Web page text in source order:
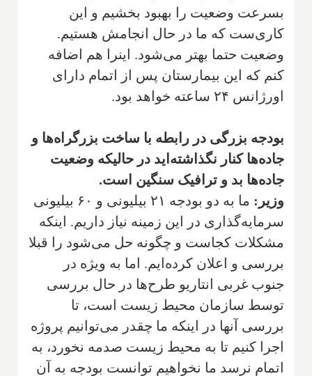
بسرعت وضعیت را بهبود بخشیم و این
کاری‌ست که ما در حال انجامش هستیم.
وضعیت حتما بهتر می‌شود. اینرا هم اضافه
کنم که این بیمارستان پس از اتمام دارای
اورژانس ۲۴ ساعته خواهد بود.
بودجه بزرگی در رابطه با ساخت بزرگراه‌ها و
جاده‌ها کنار نگذاشته‌اید در حالیکه وضعیت
جاده‌ها بد و ترافیک سنگین است.
وزیر:
ما به دو بودجه ۲۱ بیلیونی و ۶۰ بیلیونی
سرمایه‌گذاری در این زمینه نیاز داریم. اینکه
مشکلات کجاست و چگونه حل می‌شود را قبلا
بررسی و اعلان کرده‌ایم. اما به ویژه در
جنوب غربی انتاریو طرح‌ها در حال بررسی
توسط سازمان محیط زیست است، تا
بررسی آنها در اینکه ما چقدر می‌توانیم پروژه
اجرا کنیم تا به محیط زیست صدمه نخورد، به
اتمام نرسد ما نخواهیم توانست بودجه به آن